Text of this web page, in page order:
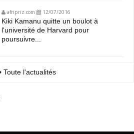
afripriz.com 12/07/2016
Kiki Kamanu quitte un boulot à
l'université de Harvard pour
poursuivre...
Toute l'actualités